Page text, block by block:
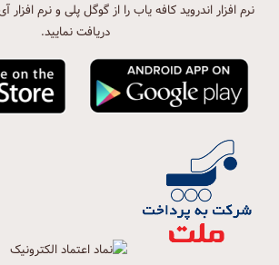
نرم افزار اندروید کافه یاب را از گوگل پلی و نرم
دریافت نمایید.